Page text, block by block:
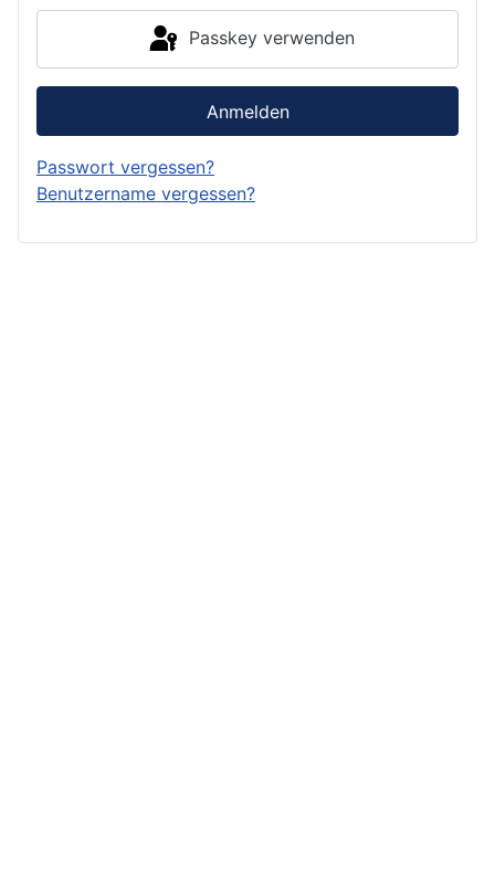
Passkey verwenden
Anmelden
Passwort vergessen?
Benutzername vergessen?